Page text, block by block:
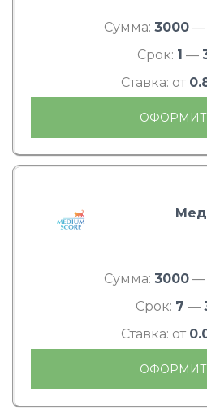
Сумма: 3000—
Срок: 1 —
Ставка: от
Сумма: 3000—
Срок: 7 —
Ставка: от